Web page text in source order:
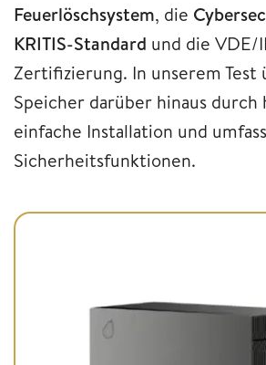
Feuerlöschsystem, die
KRITIS-Standard und die VDE/
Zertifizierung. In unserem Test
Speicher darüber hinaus durch
einfache Installation und
Sicherheitsfunktionen.